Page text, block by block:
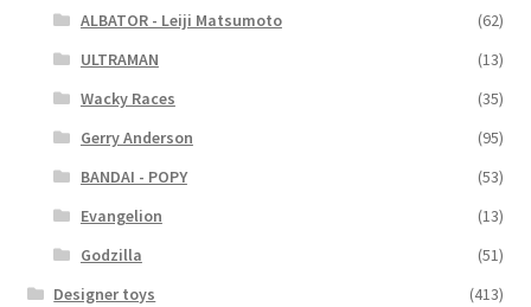
ALBATOR - Leiji Matsumoto
(62)
ULTRAMAN
(13)
Wacky Races
(35)
Gerry Anderson
(95)
BANDAI - POPY
(53)
Evangelion
(13)
Godzilla
(51)
Designer toys
(413)